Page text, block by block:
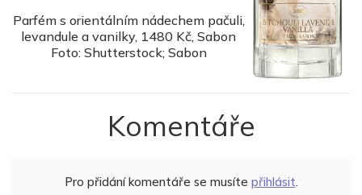
Parfém s orientálním nádechem pačuli,
levandule a vanilky, 1480 Kč, Sabon
Foto: Shutterstock; Sabon
Komentáře
Pro přidání komentáře se musíte přihlásit.